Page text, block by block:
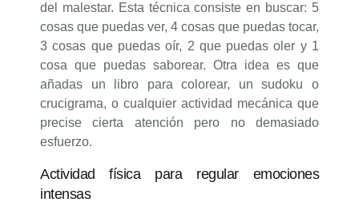
del malestar. Esta técnica consiste en buscar: 5
cosas que puedas ver, 4 cosas que puedas tocar,
3 cosas que puedas oír, 2 que puedas oler y 1
cosa que puedas saborear. Otra idea es que
añadas un libro para colorear, un sudoku o
crucigrama, o cualquier actividad mecánica que
precise cierta atención pero no demasiado
esfuerzo.
Actividad física para regular emociones
intensas